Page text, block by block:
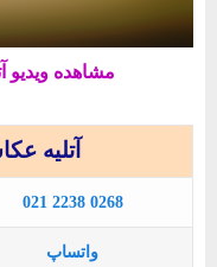
مشاهده
آتلیه
021 2238 0268
واتساپ